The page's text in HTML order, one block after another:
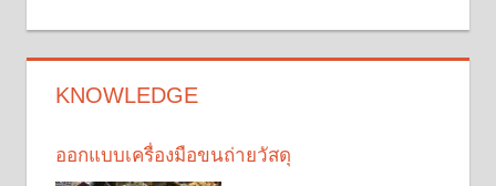
KNOWLEDGE
ออกแบบเครื่องมือขนถ่ายวัสดุ